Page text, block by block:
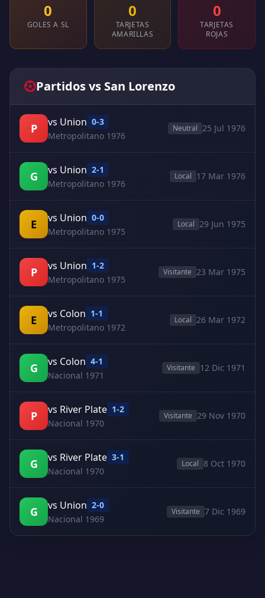
0
GOLES A SL
0
TARJETAS
AMARILLAS
0
TARJETAS
ROJAS
Partidos vs San Lorenzo
P vs Union 0-3
Metropolitano 1976
Neutral 25 Jul 1976
G vs Union 2-1
Metropolitano 1976
Local 17 Mar 1976
E vs Union 0-0
Metropolitano 1975
Local 29 Jun 1975
P vs Union 1-2
Metropolitano 1975
Visitante 23 Mar 1975
E vs Colon 1-1
Metropolitano 1972
Local 26 Mar 1972
G vs Colon 4-1
Nacional 1971
Visitante 12 Dic 1971
P vs River Plate 1-2
Nacional 1970
Visitante 29 Nov 1970
G vs River Plate 3-1
Nacional 1970
Local 8 Oct 1970
G vs Union 2-0
Nacional 1969
Visitante 7 Dic 1969